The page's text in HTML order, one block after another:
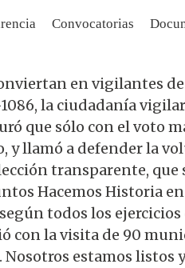
Convocatorias
en vigilantes
la ciudadanía
que sólo con el voto
y llamó a defender la
transparente,
Hacemos Historia
todos los
con la visita de 90
estamos listos